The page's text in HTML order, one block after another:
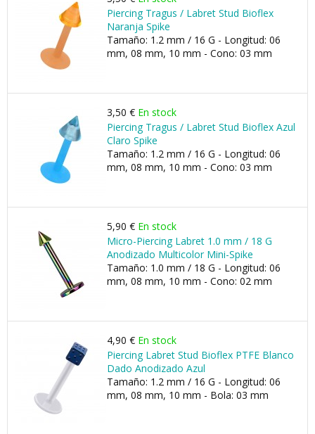
Piercing Tragus / Labret Stud Bioflex
Naranja Spike
Tamaño: 1.2 mm / 16 G - Longitud: 06
mm, 08 mm, 10 mm - Cono: 03 mm
3,50 € En stock
Piercing Tragus / Labret Stud Bioflex Azul
Claro Spike
Tamaño: 1.2 mm / 16 G - Longitud: 06
mm, 08 mm, 10 mm - Cono: 03 mm
5,90 € En stock
Micro-Piercing Labret 1.0 mm / 18 G
Anodizado Multicolor Mini-Spike
Tamaño: 1.0 mm / 18 G - Longitud: 06
mm, 08 mm, 10 mm - Cono: 02 mm
4,90 € En stock
Piercing Labret Stud Bioflex PTFE Blanco
Dado Anodizado Azul
Tamaño: 1.2 mm / 16 G - Longitud: 06
mm, 08 mm, 10 mm - Bola: 03 mm